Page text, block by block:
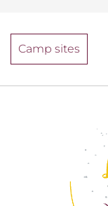
Camp sites